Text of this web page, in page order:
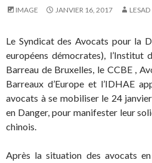
IMAGE JANVIER 16, 2017 LESAD
Le Syndicat des Avocats pour la
européens démocrates), l’Institut
Barreau de Bruxelles, le CCBE ,
Barreaux d’Europe et l’IDHAE
avocats à se mobiliser le 24
en Danger, pour manifester leur
chinois.
Après la situation des avocats